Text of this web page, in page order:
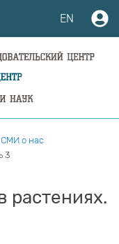
EN
СМИ о нас
3
растениях.